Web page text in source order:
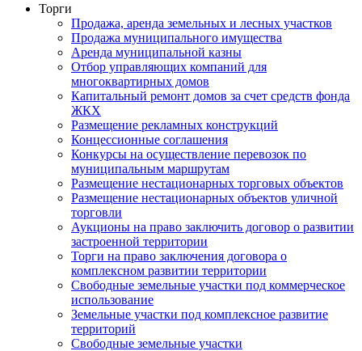
Торги
Продажа, аренда земельных и лесных участков
Продажа муниципального имущества
Аренда муниципальной казны
Отбор управляющих компаний для
многоквартирных домов
Капитальный ремонт домов за счет средств фонда
ЖКХ
Размещение рекламных конструкций
Концессионные соглашения
Конкурсы на осуществление перевозок по
муниципальным маршрутам
Размещение нестационарных торговых объектов
Размещение нестационарных объектов уличной
торговли
Аукционы на право заключить договор о развитии
застроенной территории
Торги на право заключения договора о
комплексном развитии территории
Свободные земельные участки под коммерческое
использование
Земельные участки под комплексное развитие
территорий
Свободные земельные участки